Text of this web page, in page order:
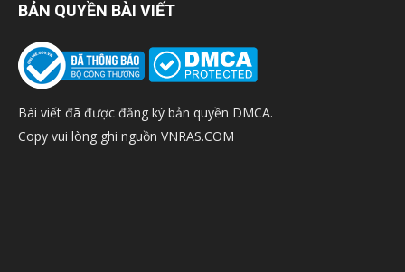
BẢN QUYỀN BÀI VIẾT
Bài viết đã được đăng ký bản quyền DMCA.
Copy vui lòng ghi nguồn VNRAS.COM